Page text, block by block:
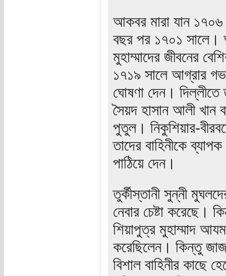
আকবর মারা যান ১৭০৬
বছর পর ১৭০১ সালে।
মুহাম্মাদের জীবনের
১৭১৯ সালে আগ্রার
ঘোষণা দেন।
সৈয়দ হাসান আলী খান
পুতুল। নিকুশিয়ার-
তাদের বাহিনীকে
পাঠিয়ে দেন।
তুর্কীস্তানী সুন্নী
নেবার চেষ্টা
শিয়াপুত্র মুহাম্মাদ
করেছিলেন। কিন্তু
বিশাল বাহিনীর কাছে